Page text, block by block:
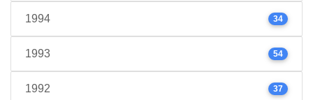
1994 34
1993 54
1992 37